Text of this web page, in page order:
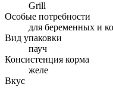
Grill
Особые потребности
для беременных и
Вид упаковки
пауч
Консистенция корма
желе
Вкус